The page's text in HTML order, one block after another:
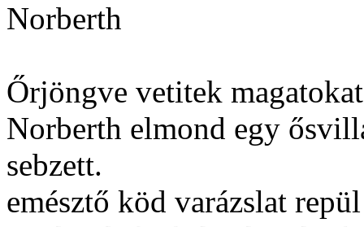
Norberth
Őrjöngve vetitek
Norberth elmond egy
sebzett.
emésztő köd varázslat